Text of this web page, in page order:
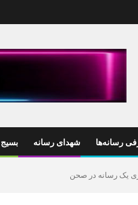
رسانه‌ها شهدای رسانه
یک رسانه در صحن